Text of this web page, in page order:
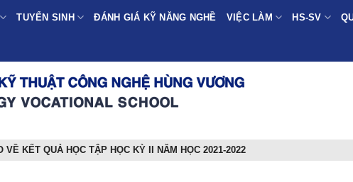
TUYỂN SINH ĐÁNH GIÁ KỸ NĂNG NGHỀ VIỆC LÀM HS-SV
VỀ KẾT QUẢ HỌC TẬP HỌC KỲ II NĂM HỌC 2021-2022